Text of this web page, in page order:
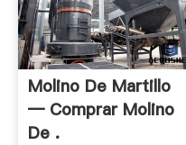
Molino De Martillo
— Comprar Molino
De .